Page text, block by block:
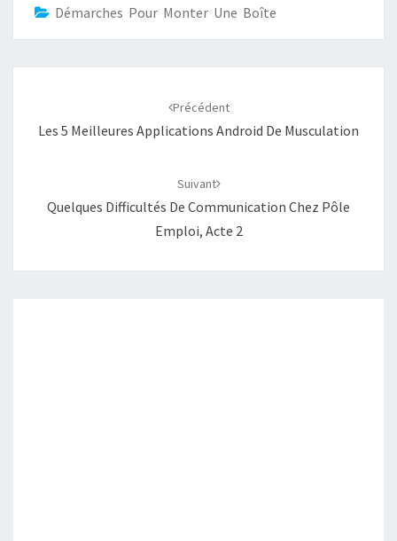
o
k
n
t
t
Démarches Pour Monter Une Boîte
Précédent
Les 5 Meilleures Applications Android De Musculation
Suivant
Quelques Difficultés De Communication Chez Pôle
Emploi, Acte 2